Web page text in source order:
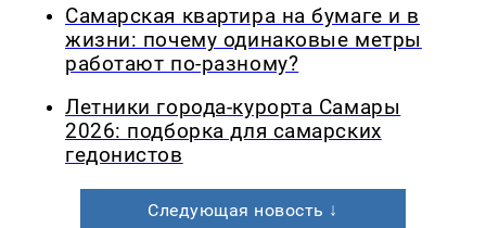
Самарская квартира на бумаге и в
жизни: почему одинаковые метры
работают по-разному?
Летники города-курорта Самары
2026: подборка для самарских
гедонистов
Следующая новость ↓